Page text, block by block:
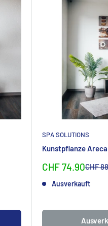
SPA SOLUTIONS
Kunstpflanze Areca
Sonderpreis
CHF 74.90CHF
Ausverkauft